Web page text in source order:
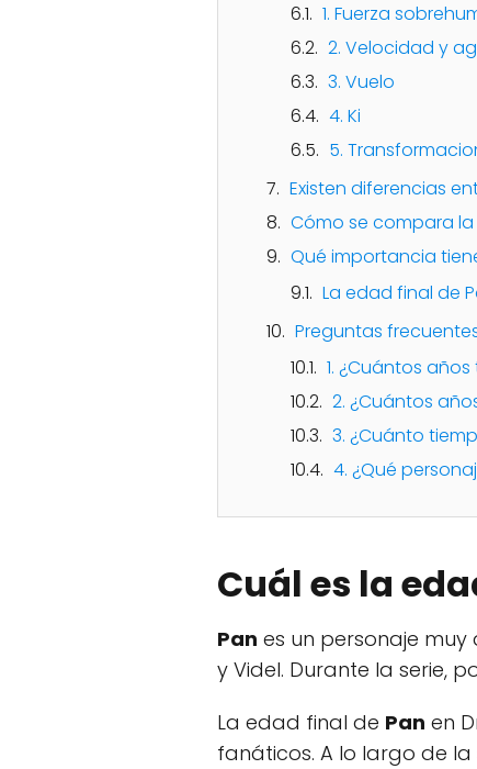
1. Fuerza
2. Velocidad y
3. Vuelo
4. Ki
5.
Existen diferencias
Cómo se compara
Qué importancia
La edad final de
Preguntas
1. ¿Cuántos
2. ¿Cuántos
3. ¿Cuánto
4. ¿Qué
Cuál es la
Pan es un personaje muy
y Videl. Durante la serie,
La edad final de Pan en
fanáticos. A lo largo de